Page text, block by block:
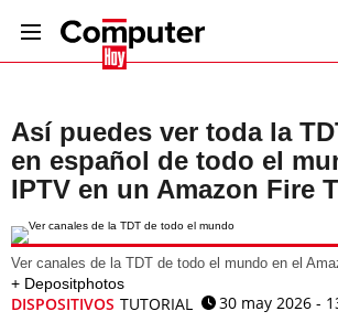
Así puedes ver toda la
en español de todo el
IPTV en un Amazon Fire
Ver canales de la TDT de todo el mundo en el
+ Depositphotos
DISPOSITIVOS TUTORIAL
30 may 2026 -